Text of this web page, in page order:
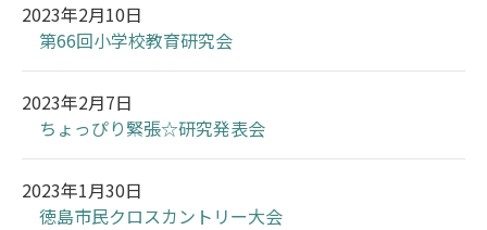
2023年2月10日
第66回小学校教育研究会
2023年2月7日
ちょっぴり緊張☆研究発表会
2023年1月30日
徳島市民クロスカントリー大会